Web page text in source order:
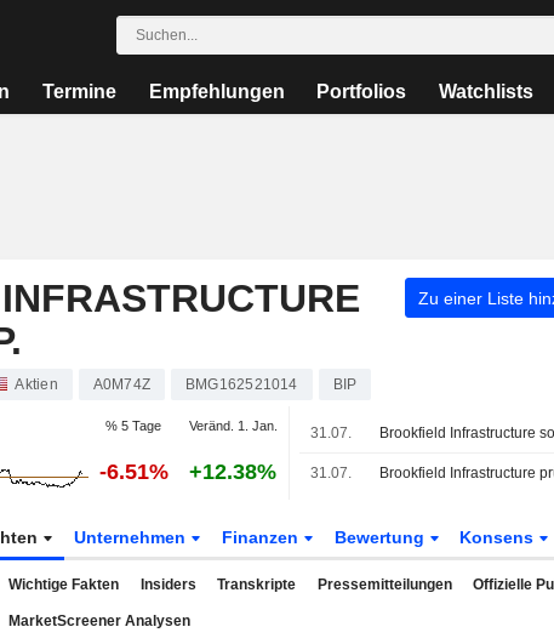
Termine Empfehlungen Portfolios Watchlists
Zu einer Liste
Aktien A0M74Z BMG162521014 BIP
% 5 Tage Veränd. 1. Jan.
-6.51% +12.38%
31.07.
31.07.
Unternehmen Finanzen Bewertung Konsens
Wichtige Fakten Insiders Transkripte Pressemitteilungen Offizielle
MarketScreener Analysen